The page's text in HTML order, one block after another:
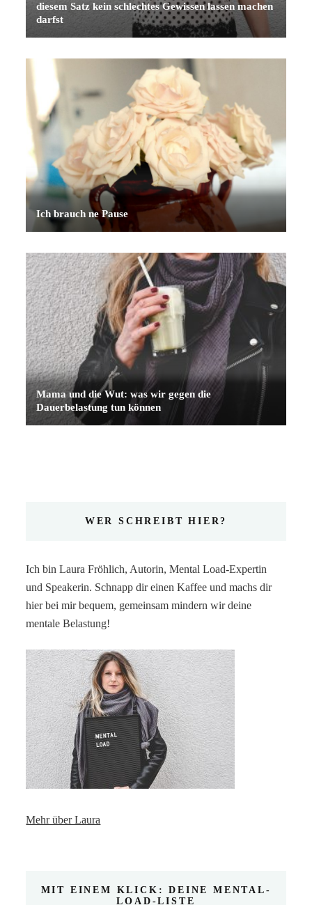
diesem Satz kein schlechtes Gewissen lassen machen
darfst
Ich brauch ne Pause
Mama und die Wut: was wir gegen die
Dauerbelastung tun können
WER SCHREIBT HIER?
Ich bin Laura Fröhlich, Autorin, Mental Load-Expertin
und Speakerin. Schnapp dir einen Kaffee und machs dir
hier bei mir bequem, gemeinsam mindern wir deine
mentale Belastung!
Mehr über Laura
MIT EINEM KLICK: DEINE MENTAL-
LOAD-LISTE